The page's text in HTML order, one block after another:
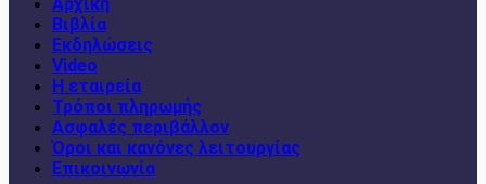
Βιβλία
Εκδηλώσεις
Video
Η εταιρεία
Τρόποι πληρωμής
Ασφαλές περιβάλλον
Όροι και κανόνες λειτουργίας
Επικοινωνία